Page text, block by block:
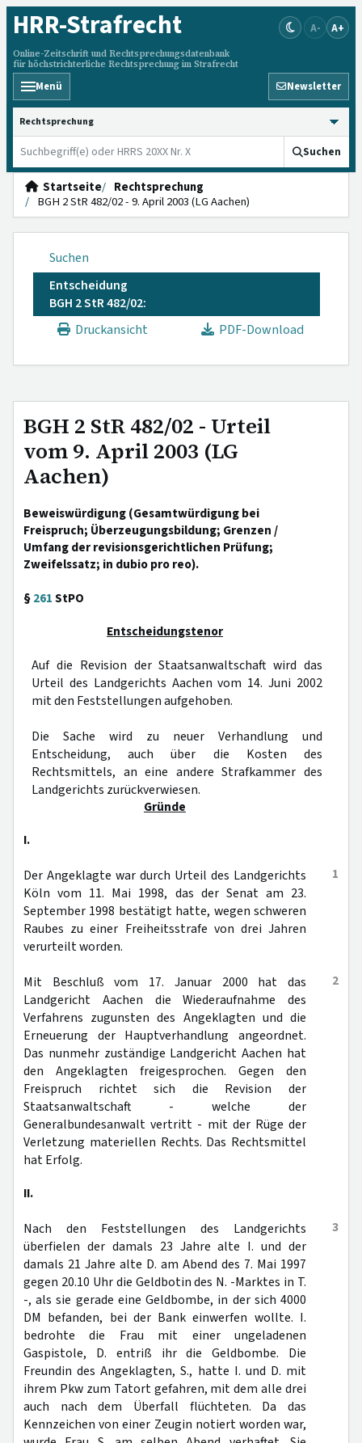
HRR-Strafrecht
Online-Zeitschrift und Rechtsprechungsdatenbank
für höchstrichterliche Rechtsprechung im Strafrecht
A- A+
Menü Newsletter
HRRS durchsuchen
Suchen
Startseite
Rechtsprechung
BGH 2 StR 482/02 - 9. April 2003 (LG Aachen)
Suchen
Entscheidung
BGH 2 StR 482/02:
Druckansicht
PDF-Download
BGH 2 StR 482/02 - Urteil
vom 9. April 2003 (LG
Aachen)
Beweiswürdigung (Gesamtwürdigung bei
Freispruch; Überzeugungsbildung; Grenzen /
Umfang der revisionsgerichtlichen Prüfung;
Zweifelssatz; in dubio pro reo).
§261StPO
Entscheidungstenor
Auf die Revision der Staatsanwaltschaft wird das
Urteil des Landgerichts Aachen vom 14. Juni 2002
mit den Feststellungen aufgehoben.
Die Sache wird zu neuer Verhandlung und
Entscheidung, auch über die Kosten des
Rechtsmittels, an eine andere Strafkammer des
Landgerichts zurückverwiesen.
Gründe
I.
1
Der Angeklagte war durch Urteil des Landgerichts
Köln vom 11. Mai 1998, das der Senat am 23.
September 1998 bestätigt hatte, wegen schweren
Raubes zu einer Freiheitsstrafe von drei Jahren
verurteilt worden.
2
Mit Beschluß vom 17. Januar 2000 hat das
Landgericht Aachen die Wiederaufnahme des
Verfahrens zugunsten des Angeklagten und die
Erneuerung der Hauptverhandlung angeordnet.
Das nunmehr zuständige Landgericht Aachen hat
den Angeklagten freigesprochen. Gegen den
Freispruch richtet sich die Revision der
Staatsanwaltschaft - welche der
Generalbundesanwalt vertritt - mit der Rüge der
Verletzung materiellen Rechts. Das Rechtsmittel
hat Erfolg.
II.
3
Nach den Feststellungen des Landgerichts
überfielen der damals 23 Jahre alte I. und der
damals 21 Jahre alte D. am Abend des 7. Mai 1997
gegen 20.10 Uhr die Geldbotin des N. -Marktes in T.
-, als sie gerade eine Geldbombe, in der sich 4000
DM befanden, bei der Bank einwerfen wollte. I.
bedrohte die Frau mit einer ungeladenen
Gaspistole, D. entriß ihr die Geldbombe. Die
Freundin des Angeklagten, S., hatte I. und D. mit
ihrem Pkw zum Tatort gefahren, mit dem alle drei
auch nach dem Überfall flüchteten. Da das
Kennzeichen von einer Zeugin notiert worden war,